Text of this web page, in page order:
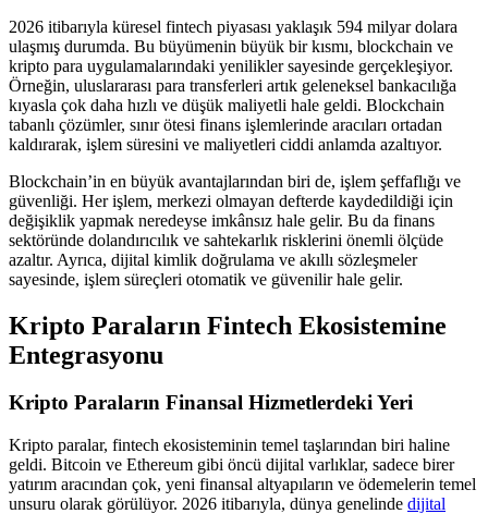
2026 itibarıyla küresel fintech piyasası yaklaşık 594 milyar dolara
ulaşmış durumda. Bu büyümenin büyük bir kısmı, blockchain ve
kripto para uygulamalarındaki yenilikler sayesinde gerçekleşiyor.
Örneğin, uluslararası para transferleri artık geleneksel bankacılığa
kıyasla çok daha hızlı ve düşük maliyetli hale geldi. Blockchain
tabanlı çözümler, sınır ötesi finans işlemlerinde aracıları ortadan
kaldırarak, işlem süresini ve maliyetleri ciddi anlamda azaltıyor.
Blockchain’in en büyük avantajlarından biri de, işlem şeffaflığı ve
güvenliği. Her işlem, merkezi olmayan defterde kaydedildiği için
değişiklik yapmak neredeyse imkânsız hale gelir. Bu da finans
sektöründe dolandırıcılık ve sahtekarlık risklerini önemli ölçüde
azaltır. Ayrıca, dijital kimlik doğrulama ve akıllı sözleşmeler
sayesinde, işlem süreçleri otomatik ve güvenilir hale gelir.
Kripto Paraların Fintech Ekosistemine
Entegrasyonu
Kripto Paraların Finansal Hizmetlerdeki Yeri
Kripto paralar, fintech ekosisteminin temel taşlarından biri haline
geldi. Bitcoin ve Ethereum gibi öncü dijital varlıklar, sadece birer
yatırım aracından çok, yeni finansal altyapıların ve ödemelerin temel
unsuru olarak görülüyor. 2026 itibarıyla, dünya genelinde dijital